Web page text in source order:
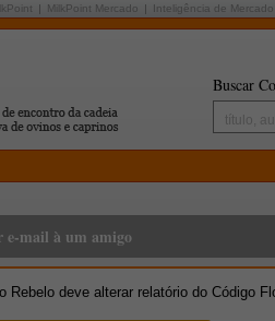
MilkPoint Mercado Inteligência de Mercado
Buscar
e-mail à um amigo
Rebelo deve alterar relatório do Código